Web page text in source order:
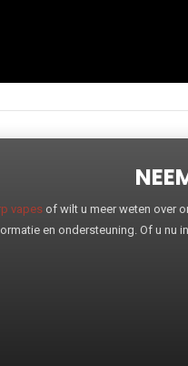
vapes of wilt u meer weten over
en ondersteuning. Of u nu